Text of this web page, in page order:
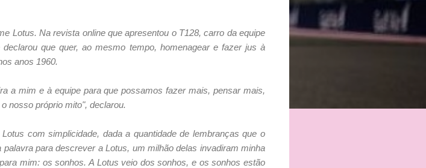
Lotus. Na revista online que apresentou o T128, carro da equipe
que quer, ao mesmo tempo, homenagear e fazer jus à
anos 1960.
a mim e à equipe para que possamos fazer mais, pensar mais,
nosso próprio mito", declarou.
com simplicidade, dada a quantidade de lembranças que o
para descrever a Lotus, um milhão delas invadiram minha
mim: os sonhos. A Lotus veio dos sonhos, e os sonhos estão